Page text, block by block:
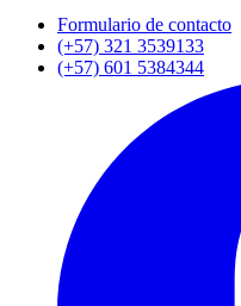
Formulario de contacto
(+57) 321 3539133
(+57) 601 5384344